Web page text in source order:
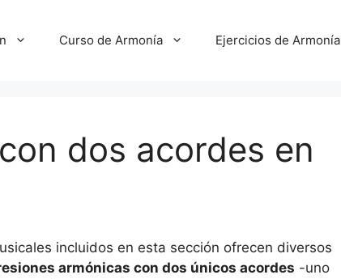
Curso de Armonía Ejercicios de Armonía
dos acordes en
incluidos en esta sección ofrecen diversos
armónicas con dos únicos acordes -uno